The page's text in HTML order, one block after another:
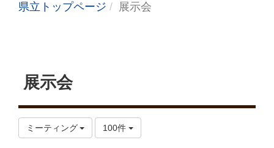
県立トップページ 展示会
展示会
ミーティング 100件